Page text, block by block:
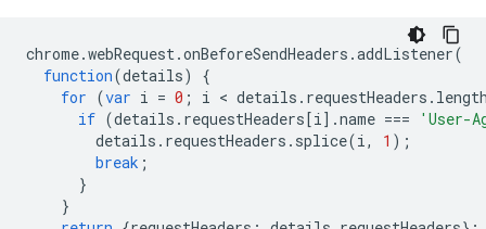
chrome.webRequest.onBeforeSendHeaders .addListener(
function(details)
{
for (var i = 0 ; i < details . requestHeaders .
if (details . requestHeaders[i].name ===
'User-
details . requestHeaders . splice(i, 1 );
break ;
}
}